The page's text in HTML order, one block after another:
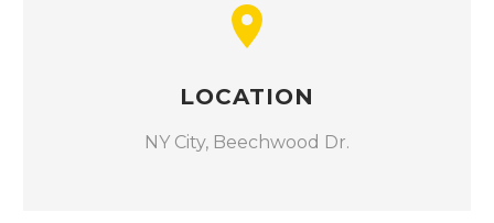
LOCATION
NY City, Beechwood Dr.